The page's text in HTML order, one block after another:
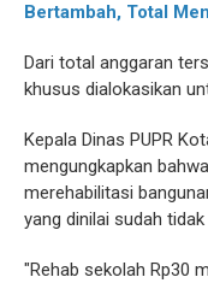
Bertambah, Total
Dari total anggaran
khusus dialokasikan
Kepala Dinas PUPR
mengungkapkan
merehabilitasi
yang dinilai sudah tidak
"Rehab sekolah Rp30